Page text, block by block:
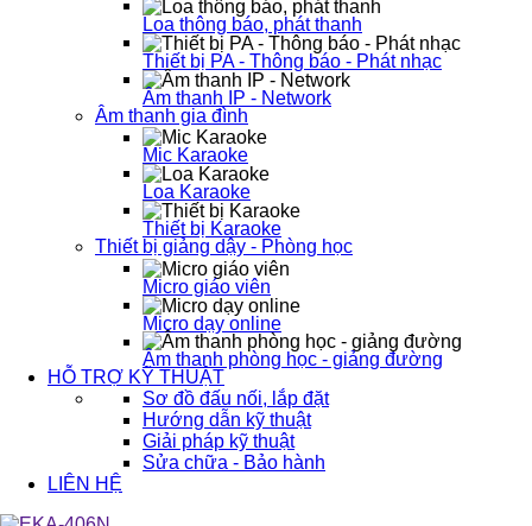
Loa thông báo, phát thanh
Thiết bị PA - Thông báo - Phát nhạc
Âm thanh IP - Network
Âm thanh gia đình
Mic Karaoke
Loa Karaoke
Thiết bị Karaoke
Thiết bị giảng dậy - Phòng học
Micro giáo viên
Micro dạy online
Âm thanh phòng học - giảng đường
HỖ TRỢ KỸ THUẬT
Sơ đồ đấu nối, lắp đặt
Hướng dẫn kỹ thuật
Giải pháp kỹ thuật
Sửa chữa - Bảo hành
LIÊN HỆ